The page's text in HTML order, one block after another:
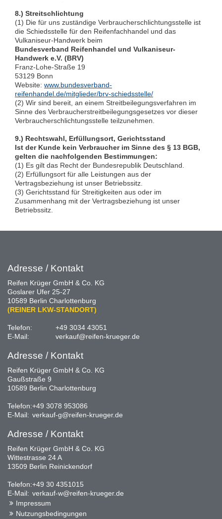
8.) Streitschlichtung
(1) Die für uns zuständige Verbraucherschlichtungsstelle ist
die Schiedsstelle für den Reifenfachhandel und das
Vulkaniseur-Handwerk beim
Bundesverband Reifenhandel und Vulkaniseur-
Handwerk e.V. (BRV)
Franz-Lohe-Straße 19
53129 Bonn
Website: www.bundesverband-
reifenhandel.de/mitglieder/brv-schiedsstelle/
(2) Wir sind bereit, an einem Streitbeilegungsverfahren im
Sinne des Verbraucherstreitbeilegungsgesetzes vor dieser
Verbraucherschlichtungsstelle teilzunehmen.
9.) Rechtswahl, Erfüllungsort, Gerichtsstand
Ist der Kunde kein Verbraucher im Sinne des § 13 BGB,
gelten die nachfolgenden Bestimmungen:
(1) Es gilt das Recht der Bundesrepublik Deutschland.
(2) Erfüllungsort für alle Leistungen aus der
Vertragsbeziehung ist unser Betriebssitz.
(3) Gerichtsstand für Streitigkeiten aus oder im
Zusammenhang mit der Vertragsbeziehung ist unser
Betriebssitz.
Adresse / Kontakt
Reifen Krüger GmbH & Co. KG
Goslarer Ufer 25-27
10589 Berlin Charlottenburg
(REINER LKW-STANDORT)
Telefon:
+49 3034 43051
E-Mail:
verkauf@reifen-krueger.de
Adresse / Kontakt
Reifen Krüger GmbH & Co. KG
Gaußstraße 9
10589 Berlin Charlottenburg
Telefon:+49 3078 953086
E-Mail: verkauf-g@reifen-krueger.de
Adresse / Kontakt
Reifen Krüger GmbH & Co. KG
Wittestrasse 24 A
13509 Berlin Reinickendorf
Telefon:+49 30 4351015
E-Mail: verkauf-w@reifen-krueger.de
Impressum
Nutzungsbedingungen